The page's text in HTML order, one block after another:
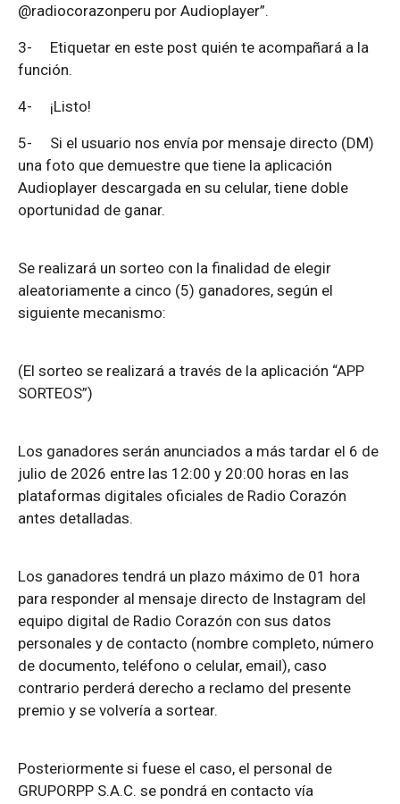
@radiocorazonperu por Audioplayer”.
3- Etiquetar en este post quién te acompañará a la
función.
4- ¡Listo!
5- Si el usuario nos envía por mensaje directo (DM)
una foto que demuestre que tiene la aplicación
Audioplayer descargada en su celular, tiene doble
oportunidad de ganar.
Se realizará un sorteo con la finalidad de elegir
aleatoriamente a cinco (5) ganadores, según el
siguiente mecanismo:
(El sorteo se realizará a través de la aplicación “APP
SORTEOS”)
Los ganadores serán anunciados a más tardar el 6 de
julio de 2026 entre las 12:00 y 20:00 horas en las
plataformas digitales oficiales de Radio Corazón
antes detalladas.
Los ganadores tendrá un plazo máximo de 01 hora
para responder al mensaje directo de Instagram del
equipo digital de Radio Corazón con sus datos
personales y de contacto (nombre completo, número
de documento, teléfono o celular, email), caso
contrario perderá derecho a reclamo del presente
premio y se volvería a sortear.
Posteriormente si fuese el caso, el personal de
GRUPORPP S.A.C. se pondrá en contacto vía